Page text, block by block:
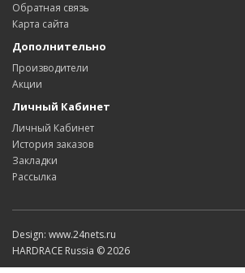
Обратная связь
Карта сайта
Дополнительно
Производители
Акции
Личный Кабинет
Личный Кабинет
История заказов
Закладки
Рассылка
Design: www.24nets.ru
HARDRACE Russia © 2026